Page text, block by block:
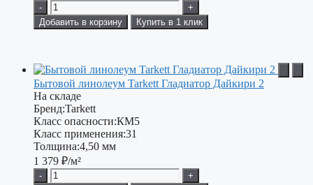
-
+
Добавить в корзину
Купить в 1 клик
Бытовой линолеум Tarkett Гладиатор Дайкири 2
На складе
Бренд:Tarkett
Класс опасности:КМ5
Класс применения:31
Толщина:4,50 мм
1 379 ₽/м²
-
+